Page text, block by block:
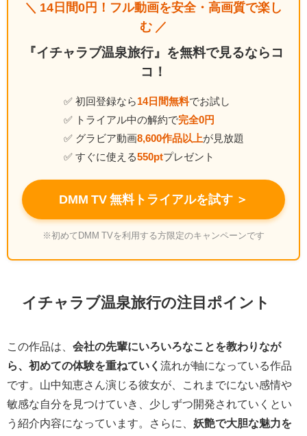
＼ 14日間0円！フル動画を安全・高画質で楽し
む ／
『イチャラブ温泉旅行』を無料で見るならコ
コ！
✅ 初回登録なら 14日間無料でお試し
✅ トライアル中の解約で完全0円
✅ グラビア動画8,600作品以上が見放題
✅ すぐに使える550ptプレゼント
DMM TV 無料トライアルを試す ＞
※初めてDMM TVを利用する方限定のキャンペーンです
イチャラブ温泉旅行の注目ポイント
この作品は、 会社の先輩にいろいろなことを教わりなが
ら、初めての体験を重ねていく 流れが軸になっている作品
です。山中知恵さん演じる彼女が、これまでにない感情や
敏感な自分を見つけていき、少しずつ開発されていくとい
う紹介内容になっています。さらに、 妖艶で大胆な魅力を